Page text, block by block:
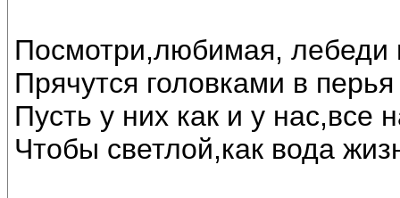
Посмотри,любимая, лебеди
Прячутся головками в
Пусть у них как и у нас,все
Чтобы светлой,как вода